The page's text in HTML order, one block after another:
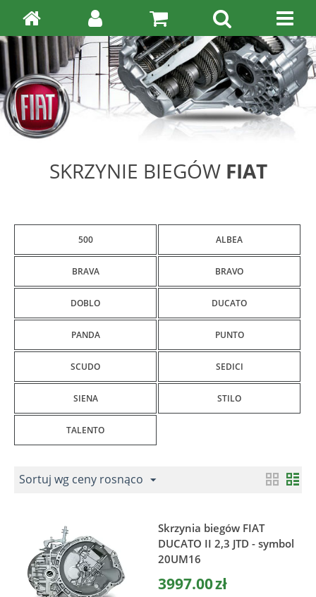
SKRZYNIE BIEGÓW FIAT
500 ALBEA
BRAVA BRAVO
DOBLO DUCATO
PANDA PUNTO
SCUDO SEDICI
SIENA STILO
TALENTO
Sortuj wg ceny rosnąco
Skrzynia biegów FIAT
DUCATO II 2,3 JTD - symbol
20UM16
3997.00zł